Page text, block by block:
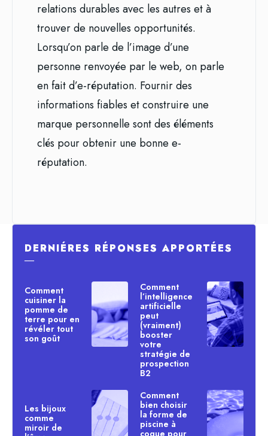
relations durables avec les autres et à
trouver de nouvelles opportunités.
Lorsqu’on parle de l’image d’une
personne renvoyée par le web, on parle
en fait d’e-réputation. Fournir des
informations fiables et construire une
marque personnelle sont des éléments
clés pour obtenir une bonne e-
réputation.
DERNIÉRES RÉPONSES APPORTÉES
―
Comment
cuisiner la
pomme de
terre pour en
révéler tout
son goût
Comment
l’intelligence
artificielle
peut
(vraiment)
booster
votre
stratégie de
prospection
B2
Les bijoux
comme
miroir de
Comment
bien choisir
la forme de
piscine à
coque pour